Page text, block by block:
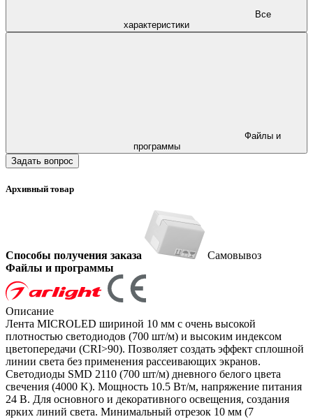
характеристики
программы
Задать вопрос
Архивный товар
Способы получения заказа
Самовывоз
Файлы и программы
Описание
Лента MICROLED шириной 10 мм с очень высокой
плотностью светодиодов (700 шт/м) и высоким индексом
цветопередачи (CRI>90). Позволяет создать эффект сплошной
линии света без применения рассеивающих экранов.
Светодиоды SMD 2110 (700 шт/м) дневного белого цвета
свечения (4000 K). Мощность 10.5 Вт/м, напряжение питания
24 В. Для основного и декоративного освещения, создания
ярких линий света. Минимальный отрезок 10 мм (7